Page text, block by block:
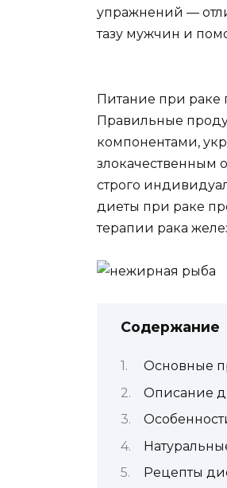
упражнений —
тазу мужчин и
Питание при раке
Правильные
компонентами,
злокачественным
строго
диеты при раке
терапии рака
Содержание
Основные
Описание
Рецепты